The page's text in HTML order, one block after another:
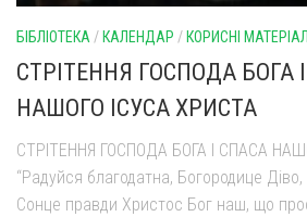
БІБЛІОТЕКА / КАЛЕНДАР / КОРИСНІ
СТРІТЕННЯ ГОСПОДА БОГА
НАШОГО ІСУСА ХРИСТА
СТРІТЕННЯ ГОСПОДА БОГА І СПАСА
“Радуйся благодатна, Богородице
Сонце правди Христос Бог наш, що